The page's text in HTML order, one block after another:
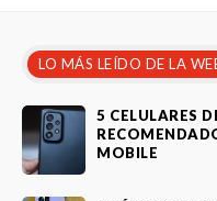
LO MÁS LEÍDO DE LA
5 CELULARES
MOBILE